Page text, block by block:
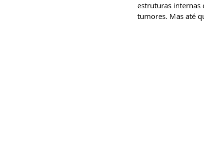
estruturas internas
tumores. Mas até